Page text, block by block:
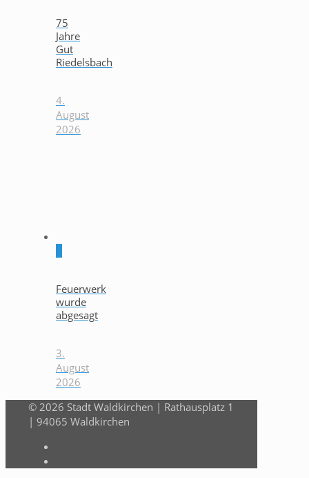
75
Jahre
Gut
Riedelsbach
4.
August
2026
Feuerwerk
wurde
abgesagt
3.
August
2026
© 2026 Stadt Waldkirchen | Rathausplatz 1
| 94065 Waldkirchen